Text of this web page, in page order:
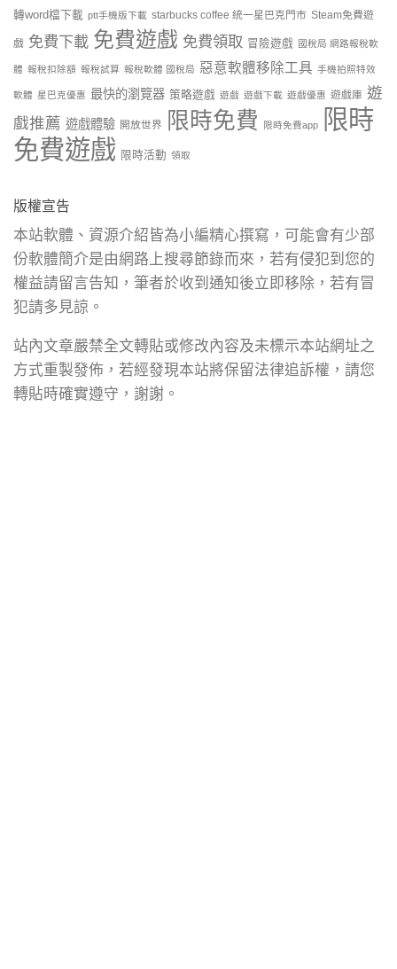
轉word檔下載 ptt手機版下載 starbucks coffee 統一星巴克門市 Steam免費遊
戲 免費下載 免費遊戲 免費領取 冒險遊戲 國稅局 網路報稅軟
體 報稅扣除額 報稅試算 報稅軟體 國稅局 惡意軟體移除工具 手機拍照特效
軟體 星巴克優惠 最快的瀏覽器 策略遊戲 遊戲 遊戲下載 遊戲優惠 遊戲庫 遊
戲推薦 遊戲體驗 開放世界 限時免費 限時免費app
限時
免費遊戲 限時活動 領取
版權宣告
本站軟體、資源介紹皆為小編精心撰寫，可能會有少部
份軟體簡介是由網路上搜尋節錄而來，若有侵犯到您的
權益請留言告知，筆者於收到通知後立即移除，若有冒
犯請多見諒。
站內文章嚴禁全文轉貼或修改內容及未標示本站網址之
方式重製發佈，若經發現本站將保留法律追訴權，請您
轉貼時確實遵守，謝謝。